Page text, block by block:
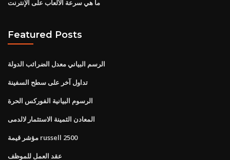
ما هي سرعة الألعاب على الإنترنت
Featured Posts
الرسم البياني معدل الضرائب الدولة
تداول آخر على سطح السفينة
الرسوم البيانية الفوركس الحرة
المعادن الثمينة الاستثمار لالدمى
مؤشر قيمة russell 2500
عقد العمل للموظف